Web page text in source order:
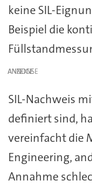
keine SIL-
Beispiel die
ANZEIGE
SIL-Nachweis
definiert sind,
vereinfacht die
Engineering,
Annahme